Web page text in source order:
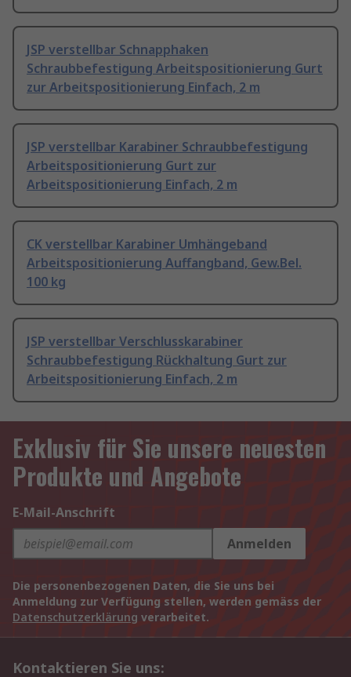
JSP verstellbar Schnapphaken
Schraubbefestigung Arbeitspositionierung Gurt
zur Arbeitspositionierung Einfach, 2 m
JSP verstellbar Karabiner Schraubbefestigung
Arbeitspositionierung Gurt zur
Arbeitspositionierung Einfach, 2 m
CK verstellbar Karabiner Umhängeband
Arbeitspositionierung Auffangband, Gew.Bel.
100 kg
JSP verstellbar Verschlusskarabiner
Schraubbefestigung Rückhaltung Gurt zur
Arbeitspositionierung Einfach, 2 m
Exklusiv für Sie unsere neuesten
Produkte und Angebote
E-Mail-Anschrift
Anmelden
Die personenbezogenen Daten, die Sie uns bei
Anmeldung zur Verfügung stellen, werden gemäss der
Datenschutzerklärung verarbeitet.
Kontaktieren Sie uns: